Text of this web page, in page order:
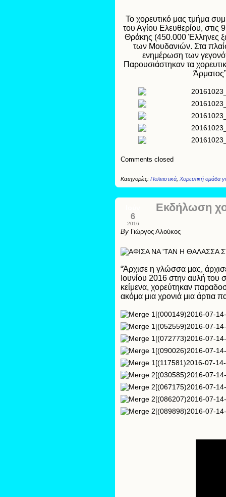
Το χορευτικό μας τμήμα
του Αγίου Ελευθερίου,
Θράκης (450.000 Έλληνες
των Μουδανιών. Στα
ενημέρωση των
Παρουσιάστηκαν τα
Comments closed
Κατηγορίες: Πολιτιστικά, Χορευτική ομάδα
6
2016
Εκδήλωση
By Γιώργος Αλούκος
“Άρχισε η γλώσσα μας,
Ιουνίου 2016 στην αυλή του
κείμενα, χορεύτηκαν
ακόμα μια χρονιά μια άρτια